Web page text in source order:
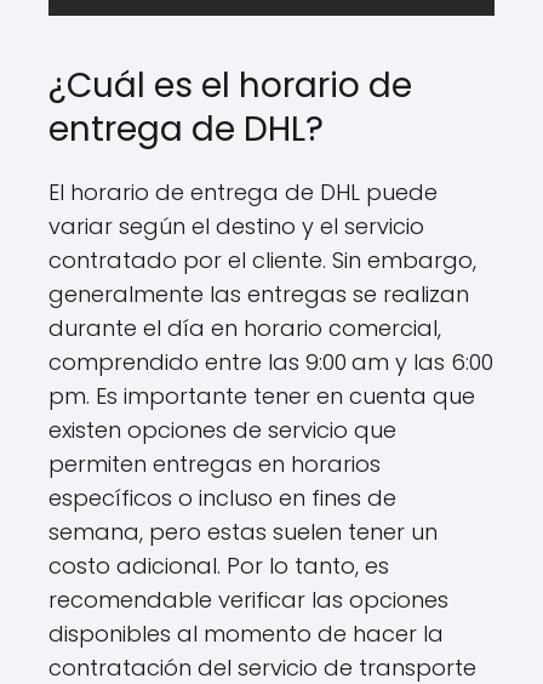
¿Cuál es el horario de
entrega de DHL?
El horario de entrega de DHL puede
variar según el destino y el servicio
contratado por el cliente. Sin embargo,
generalmente las entregas se realizan
durante el día en horario comercial,
comprendido entre las 9:00 am y las 6:00
pm. Es importante tener en cuenta que
existen opciones de servicio que
permiten entregas en horarios
específicos o incluso en fines de
semana, pero estas suelen tener un
costo adicional. Por lo tanto, es
recomendable verificar las opciones
disponibles al momento de hacer la
contratación del servicio de transporte